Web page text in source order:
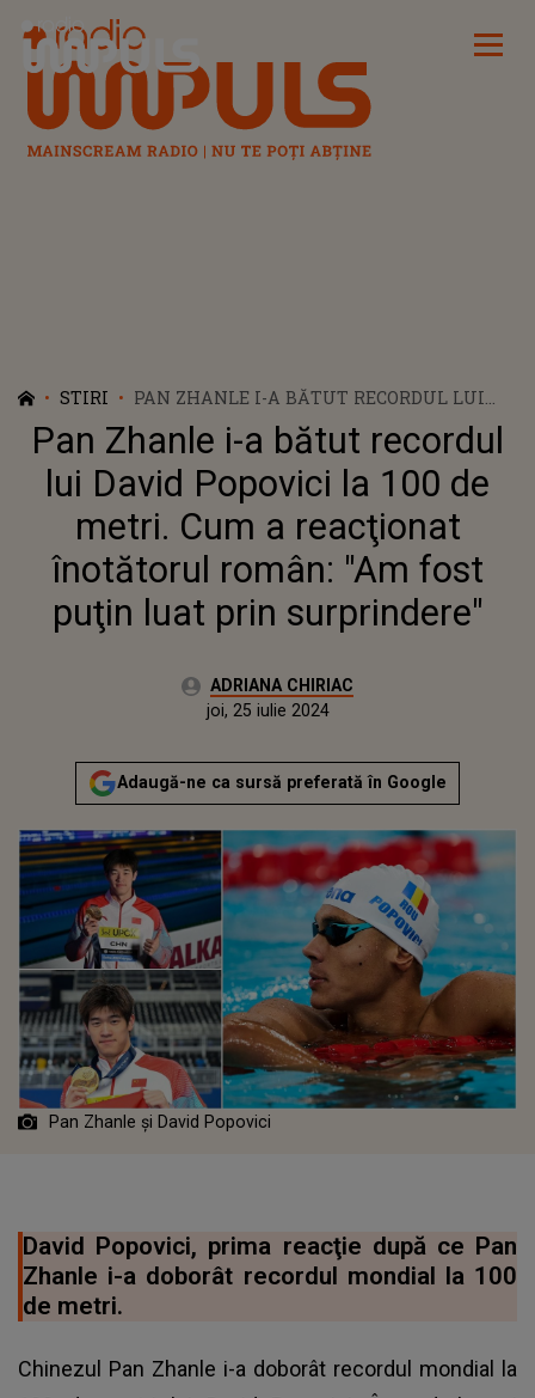
Radio Impuls
STIRI
PAN ZHANLE I-A BĂTUT RECORDUL LUI
DAVID POPOVICI LA 100 DE METRI. CUM A
REACŢIONAT ÎNOTĂTORUL ROMÂN: "AM
FOST PUŢIN LUAT PRIN SURPRINDERE"
Pan Zhanle i-a bătut recordul
lui David Popovici la 100 de
metri. Cum a reacţionat
înotătorul român: "Am fost
puţin luat prin surprindere"
Autor:ADRIANA CHIRIAC
Actualizat:
joi, 25 iulie 2024
Adaugă-ne ca sursă preferată în Google
Pan Zhanle şi David Popovici
David Popovici, prima reacţie după ce Pan
Zhanle i-a doborât recordul mondial la 100
de metri.
Chinezul Pan Zhanle i-a doborât recordul mondial la